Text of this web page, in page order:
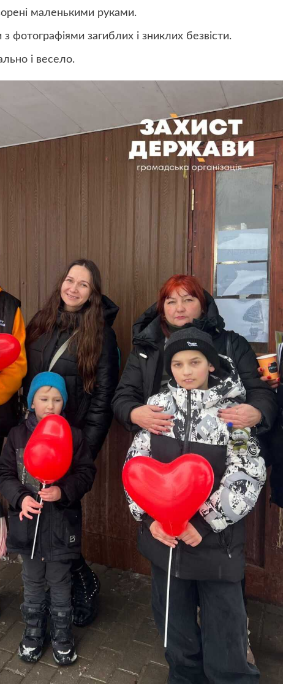
маленькими руками.
фотографіями загиблих і зниклих безвісти.
і весело.